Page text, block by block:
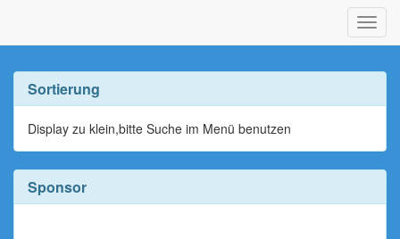
ein-/
Sortierung
Display zu klein,bitte Suche im Menü benutzen
Sponsor